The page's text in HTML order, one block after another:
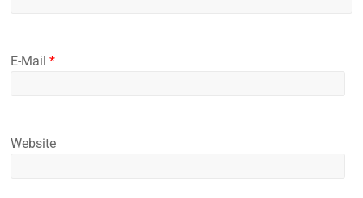
E-Mail*
Website